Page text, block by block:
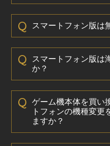
Q スマートフォン版は
Q
スマートフォン版は
か？
Q
ゲーム機本体を買い
トフォンの機種変更
ますか？